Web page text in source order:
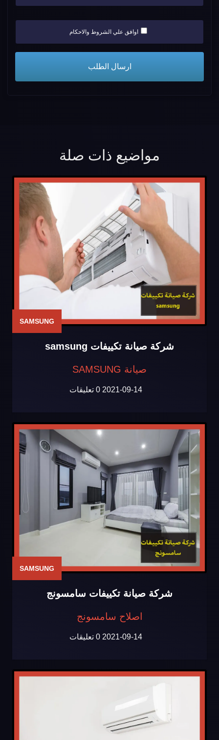
اوافق علي الشروط والاحكام
مواضيع ذات صلة
SAMSUNG
شركة صيانة تكييفات samsung
صيانة SAMSUNG
2021-09-14 0 تعليقات
SAMSUNG
شركة صيانة تكييفات سامسونج
اصلاح سامسونج
2021-09-14 0 تعليقات